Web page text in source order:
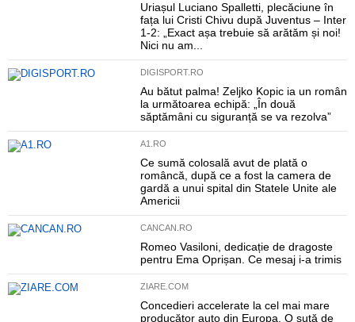
Uriașul Luciano Spalletti, plecăciune în
fața lui Cristi Chivu după Juventus – Inter
1-2: „Exact așa trebuie să arătăm și noi!
Nici nu am...
DIGISPORT.RO
Au bătut palma! Zeljko Kopic ia un român
la următoarea echipă: „În două
săptămâni cu siguranță se va rezolva”
A1.RO
Ce sumă colosală avut de plată o
româncă, după ce a fost la camera de
gardă a unui spital din Statele Unite ale
Americii
CANCAN.RO
Romeo Vasiloni, dedicație de dragoste
pentru Ema Oprișan. Ce mesaj i-a trimis
ZIARE.COM
Concedieri accelerate la cel mai mare
producător auto din Europa. O sută de